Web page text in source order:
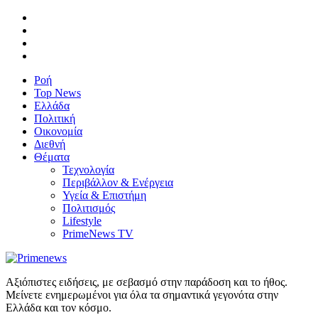
Ροή
Top News
Ελλάδα
Πολιτική
Οικονομία
Διεθνή
Θέματα
Τεχνολογία
Περιβάλλον & Ενέργεια
Υγεία & Επιστήμη
Πολιτισμός
Lifestyle
PrimeNews TV
Αξιόπιστες ειδήσεις, με σεβασμό στην παράδοση και το ήθος.
Μείνετε ενημερωμένοι για όλα τα σημαντικά γεγονότα στην
Ελλάδα και τον κόσμο.